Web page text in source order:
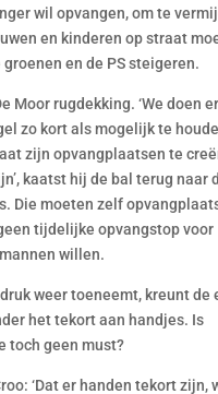
wil opvangen, om te
en kinderen op straat
en de PS steigeren.
Moor rugdekking. ‘We doen
zo kort als mogelijk te
zijn opvangplaatsen te
kaatst hij de bal terug naar
Die moeten zelf
tijdelijke opvangstop voor
willen.
weer toeneemt, kreunt de
het tekort aan handjes. Is
toch geen must?
‘Dat er handen tekort zijn,